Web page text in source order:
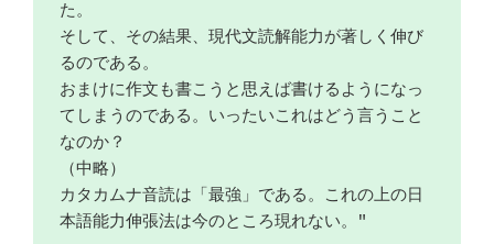
た。
そして、その結果、現代文読解能力が著しく伸び
るのである。
おまけに作文も書こうと思えば書けるようになっ
てしまうのである。いったいこれはどう言うこと
なのか？
（中略）
カタカムナ音読は「最強」である。これの上の日
本語能力伸張法は今のところ現れない。"